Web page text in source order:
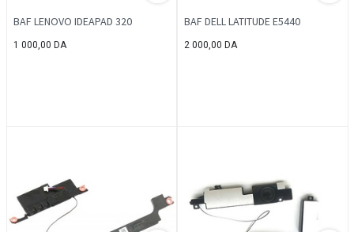
BAF LENOVO IDEAPAD 320
1 000,00 DA
BAF DELL LATITUDE E5440
2 000,00 DA